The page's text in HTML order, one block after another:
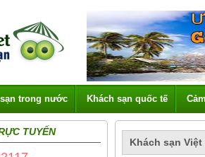
trong nước Khách sạn quốc tế
TUYẾN
Khách sạn Việt